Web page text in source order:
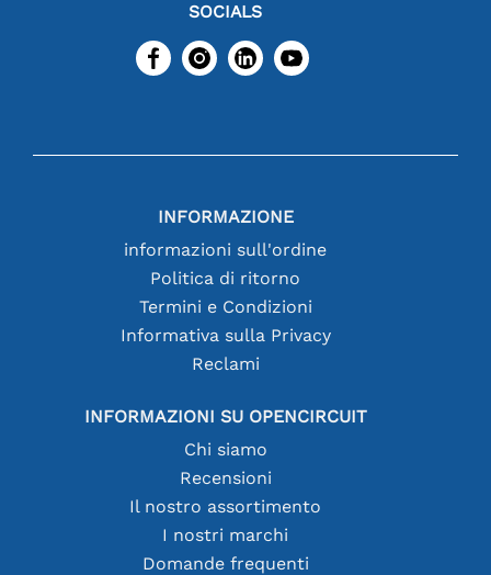
SOCIALS
INFORMAZIONE
informazioni sull'ordine
Politica di ritorno
Termini e Condizioni
Informativa sulla Privacy
Reclami
INFORMAZIONI SU OPENCIRCUIT
Chi siamo
Recensioni
Il nostro assortimento
I nostri marchi
Domande frequenti